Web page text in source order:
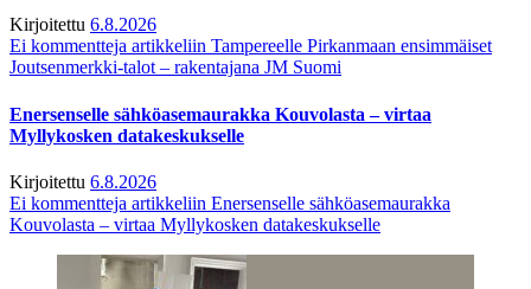
Kirjoitettu 6.8.2026
Ei kommentteja artikkeliin Tampereelle Pirkanmaan ensimmäiset
Joutsenmerkki-talot – rakentajana JM Suomi
Enersenselle sähköasemaurakka Kouvolasta – virtaa
Myllykosken datakeskukselle
Kirjoitettu 6.8.2026
Ei kommentteja artikkeliin Enersenselle sähköasemaurakka
Kouvolasta – virtaa Myllykosken datakeskukselle